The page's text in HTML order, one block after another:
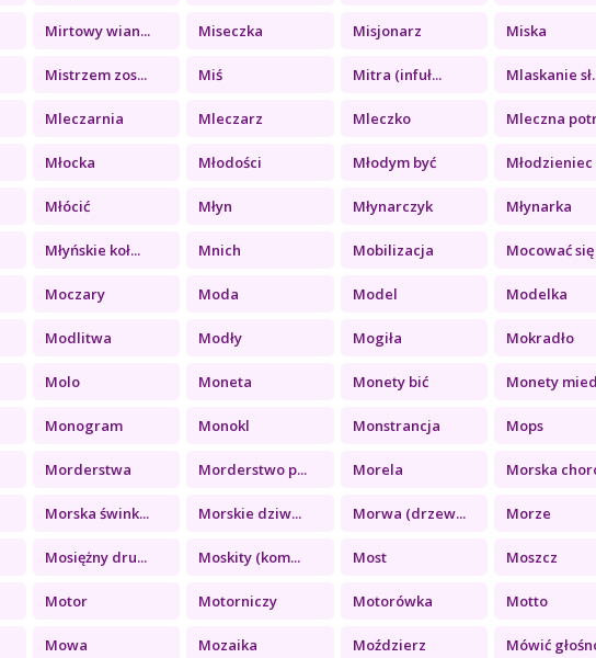
Mirtowy wian... Miseczka Misjonarz Miska
Mistrzem zos... Miś Mitra (infuł... Mlaskanie
Mleczarnia Mleczarz Mleczko Mleczna
Młocka Młodości Młodym być Młodzieniec
Młócić Młyn Młynarczyk Młynarka
Młyńskie koł... Mnich Mobilizacja Mocować się
Moczary Moda Model Modelka
Modlitwa Modły Mogiła Mokradło
Molo Moneta Monety bić Monety
Monogram Monokl Monstrancja Mops
Morderstwa Morderstwo p... Morela Morska
Morska śwink... Morskie dziw... Morwa (drzew... Morze
Mosiężny dru... Moskity (kom... Most Moszcz
Motor Motorniczy Motorówka Motto
Mowa Mozaika Moździerz Mówić